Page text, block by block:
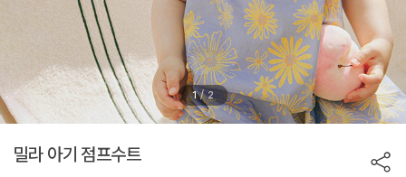
1 / 2
밀라 아기 점프수트